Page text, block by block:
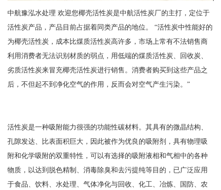
中航豫泓水处理 欢迎您椰壳活性炭是中航活性炭厂的主打，定位于
活性炭产品，产品目前占据着同类产品的地位。 “活性炭中性能好的
为椰壳活性炭，成本比煤质活性炭高许多，市场上常有不法销售商
利用消费者无法识别材质的弱点，用低端的煤质活性炭、回收炭、
劣质活性炭来冒充椰壳活性炭进行销售。消费者购买到这些产品之
后，不但起不到净化空气的作用，反而会对空气产生污染。”
活性炭是一种吸附能力很强的功能性碳材料。其具有的微晶结构、
孔隙发达、比表面积巨大，因此被作为优良的吸附剂，具有物理吸
附和化学吸附的双重特性，可以有选择的吸附液相和气相中的各种
物质，以达到脱色精制、消毒除臭和去污提纯等目的，已广泛应用
于食品、饮料、水处理、气体净化与回收、化工、冶炼、国防、农